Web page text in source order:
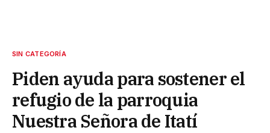
SIN CATEGORÍA
Piden ayuda para sostener el
refugio de la parroquia
Nuestra Señora de Itatí